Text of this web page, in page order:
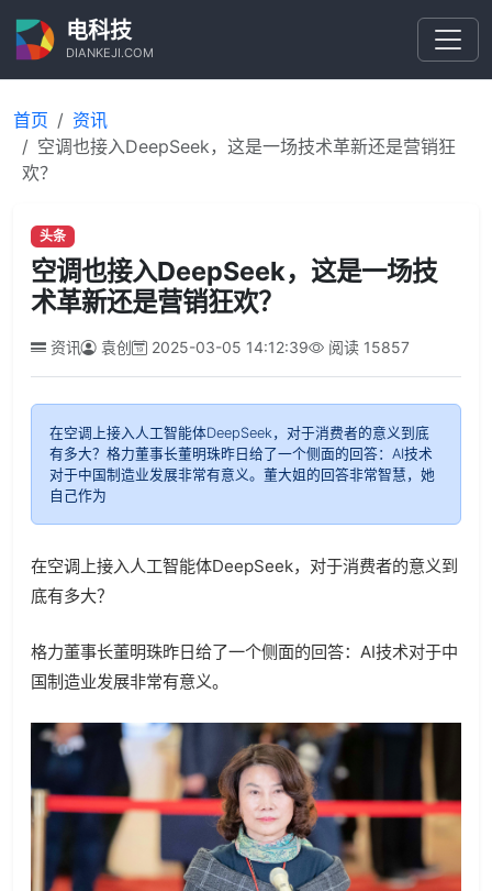
电科技
DIANKEJI.COM
首页
资讯
空调也接入DeepSeek，这是一场技术革新还是营销狂
欢？
头条
空调也接入DeepSeek，这是一场技
术革新还是营销狂欢？
资讯 袁创 2025-03-05 14:12:39 阅读 15857
在空调上接入人工智能体DeepSeek，对于消费者的意义到底
有多大？格力董事长董明珠昨日给了一个侧面的回答：AI技术
对于中国制造业发展非常有意义。董大姐的回答非常智慧，她
自己作为
在空调上接入人工智能体DeepSeek，对于消费者的意义到
底有多大？
格力董事长董明珠昨日给了一个侧面的回答：AI技术对于中
国制造业发展非常有意义。